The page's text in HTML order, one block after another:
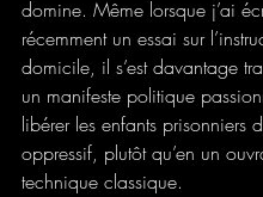
domine. Même lorsque j’ai
récemment un essai sur
domicile, il s’est davantage
un manifeste politique
libérer les enfants prisonniers
oppressif, plutôt qu’en un
technique classique.